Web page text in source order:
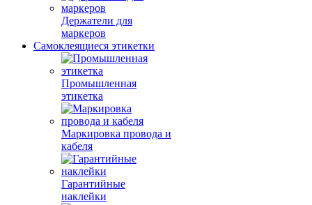
Держатели для
маркеров
Самоклеящиеся этикетки
Промышленная
этикетка
Маркировка провода и
кабеля
Гарантийные
наклейки